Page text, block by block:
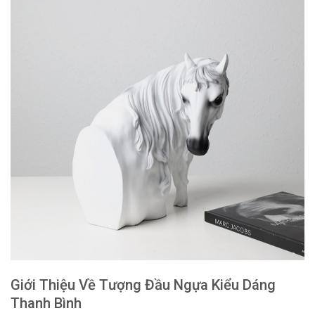
Giới Thiệu Về Tượng Đầu Ngựa Kiểu Dáng
Thanh Bình